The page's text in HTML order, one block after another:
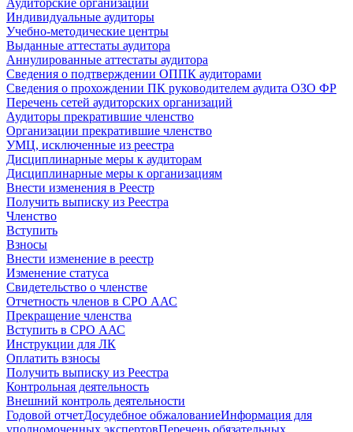
Аудиторские организации
Индивидуальные аудиторы
Учебно-методические центры
Выданные аттестаты аудитора
Аннулированные аттестаты аудитора
Сведения о подтверждении ОППК аудиторами
Сведения о прохождении ПК руководителем аудита ОЗО ФР
Перечень сетей аудиторских организаций
Аудиторы прекратившие членство
Организации прекратившие членство
УМЦ, исключенные из реестра
Дисциплинарные меры к аудиторам
Дисциплинарные меры к организациям
Внести изменения в Реестр
Получить выписку из Реестра
Членство
Вступить
Взносы
Внести изменение в реестр
Изменение статуса
Свидетельство о членстве
Отчетность членов в СРО ААС
Прекращение членства
Вступить в СРО ААС
Инструкции для ЛК
Оплатить взносы
Получить выписку из Реестра
Контрольная деятельность
Внешний контроль деятельности
Годовой отчетДосудебное обжалованиеИнформация для